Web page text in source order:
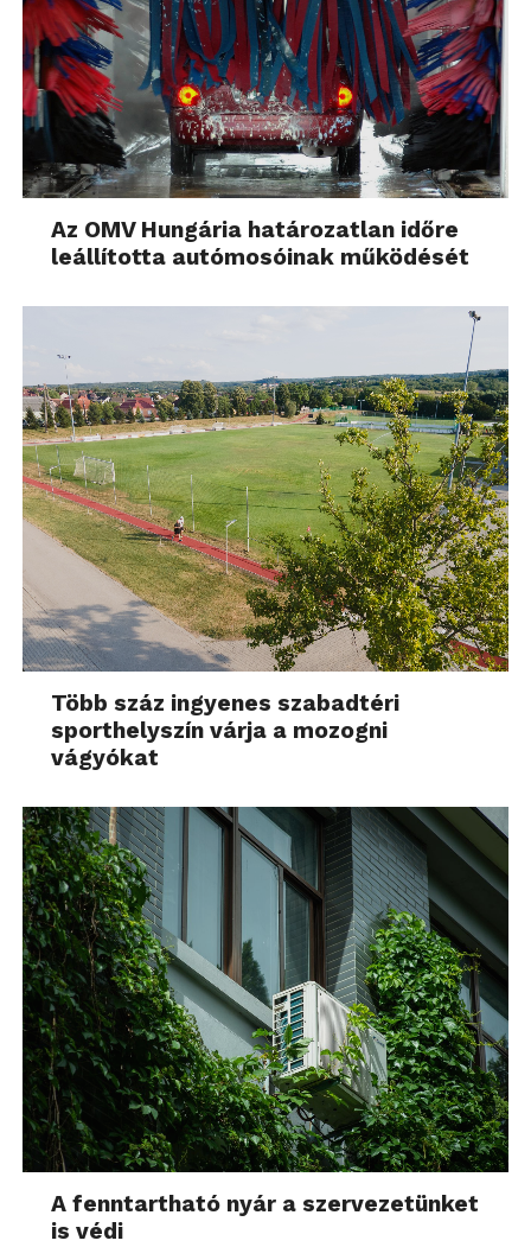
Az OMV Hungária határozatlan időre
leállította autómosóinak működését
Több száz ingyenes szabadtéri
sporthelyszín várja a mozogni
vágyókat
A fenntartható nyár a szervezetünket
is védi